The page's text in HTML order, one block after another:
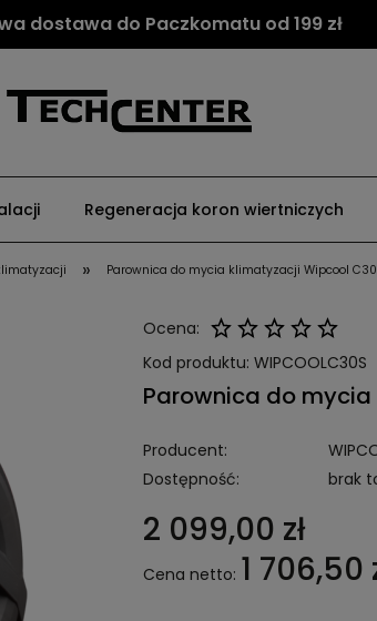
dostawa do Paczkomatu od 199 zł
Regeneracja koron wiertniczych
» Parownica do mycia klimatyzacji Wipcool
Ocena:
Kod produktu: WIPCOOLC30S
Parownica do
Producent:
Dostępność:
brak
2 099,00 zł
Cena netto: 1 706,50